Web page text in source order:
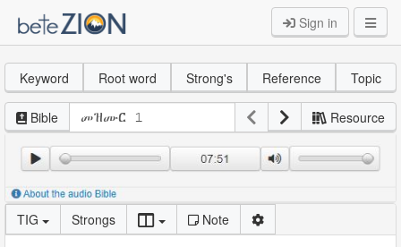
Sign in
Keyword Root word Strong's Reference Topic
Bible Resource
TIG Strongs Note